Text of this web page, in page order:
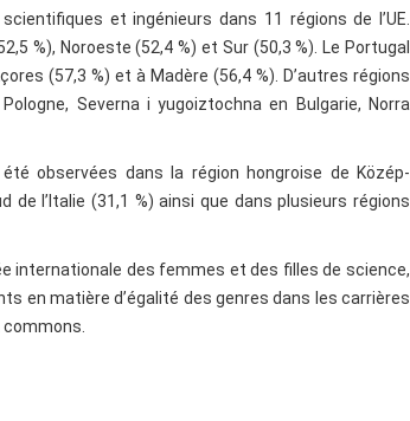
et ingénieurs dans 11 régions de l’UE.
%), Noroeste (52,4 %) et Sur (50,3 %). Le Portugal
(57,3 %) et à Madère (56,4 %). D’autres régions
Severna i yugoiztochna en Bulgarie, Norra
observées dans la région hongroise de Közép-
de l’Italie (31,1 %) ainsi que dans plusieurs régions
internationale des femmes et des filles de science,
en matière d’égalité des genres dans les carrières
commons.